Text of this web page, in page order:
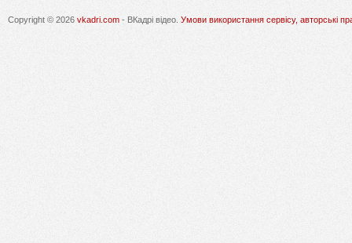
Copyright © 2026 vkadri.com - ВКадрі відео. Умови використання сервісу, авторські